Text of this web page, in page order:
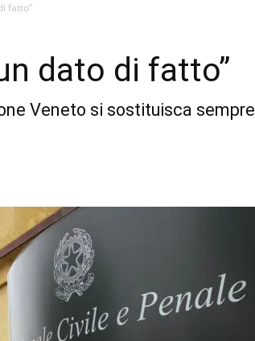
fatto”
dato di fatto”
Veneto si sostituisca sempre